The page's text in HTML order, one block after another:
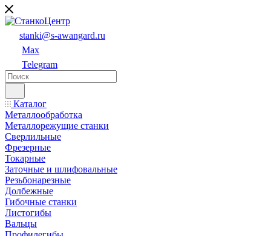
stanki@s-awangard.ru
Max
Telegram
Каталог
Металлообработка
Металлорежущие станки
Сверлильные
Фрезерные
Токарные
Заточные и шлифовальные
Резьбонарезные
Долбежные
Гибочные станки
Листогибы
Вальцы